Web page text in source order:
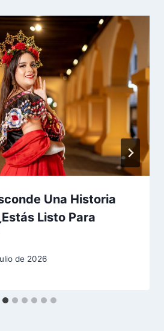
Una Historia
Listo Para
de 2026